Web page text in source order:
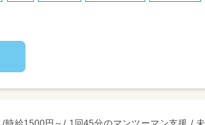
との距離が近く
の声を直接聞けるのがやりがいです！
/時給1500円～/ 1回45分のマンツーマン支援 / 未